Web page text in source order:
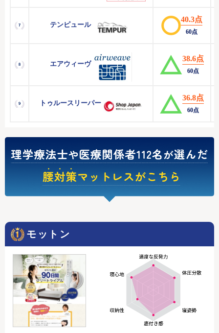
テンピュール
40.3点
60点
エアウィーヴ
38.6点
60点
トゥルースリーパー
36.8点
60点
モットン